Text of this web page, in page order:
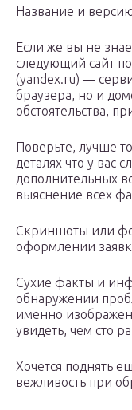
Название и
Если же вы не
следующий сайт
(yandex.ru) —
браузера, но и
обстоятельства,
Поверьте, лучше
деталях что у вас
дополнительных
выяснение всех
Скриншоты или
оформлении
Сухие факты и
обнаружении
именно
увидеть, чем сто
Хочется поднять
вежливость при